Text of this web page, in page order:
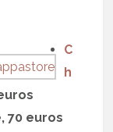
C
h
70 euros